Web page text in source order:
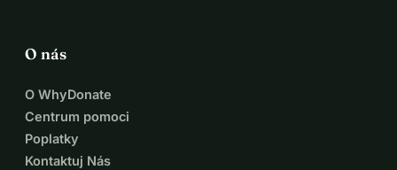
O nás
O WhyDonate
Centrum pomoci
Poplatky
Kontaktuj Nás